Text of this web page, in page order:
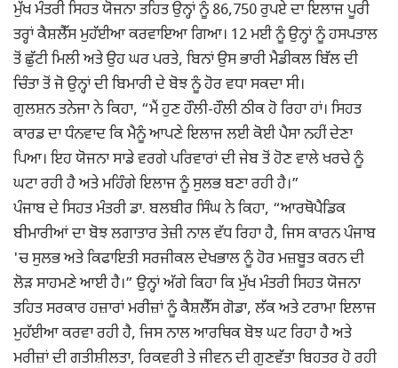
ਮੁੱਖ ਮੰਤਰੀ ਸਿਹਤ ਯੋਜਨਾ ਤਹਿਤ ਉਨ੍ਹਾਂ ਨੂੰ 86,750 ਰੁਪਏ ਦਾ ਇਲਾਜ ਪੂਰੀ
ਤਰ੍ਹਾਂ ਕੈਸ਼ਲੈੱਸ ਮੁਹੱਈਆ ਕਰਵਾਇਆ ਗਿਆ। 12 ਮਈ ਨੂੰ ਉਨ੍ਹਾਂ ਨੂੰ ਹਸਪਤਾਲ
ਤੋਂ ਛੁੱਟੀ ਮਿਲੀ ਅਤੇ ਉਹ ਘਰ ਪਰਤੇ, ਬਿਨਾਂ ਉਸ ਭਾਰੀ ਮੈਡੀਕਲ ਬਿੱਲ ਦੀ
ਚਿੰਤਾ ਤੋਂ ਜੋ ਉਨ੍ਹਾਂ ਦੀ ਬਿਮਾਰੀ ਦੇ ਬੋਝ ਨੂੰ ਹੋਰ ਵਧਾ ਸਕਦਾ ਸੀ।
ਗੁਲਸ਼ਨ ਤਨੇਜਾ ਨੇ ਕਿਹਾ, “ਮੈਂ ਹੁਣ ਹੌਲੀ-ਹੌਲੀ ਠੀਕ ਹੋ ਰਿਹਾ ਹਾਂ। ਸਿਹਤ
ਕਾਰਡ ਦਾ ਧੰਨਵਾਦ ਕਿ ਮੈਨੂੰ ਆਪਣੇ ਇਲਾਜ ਲਈ ਕੋਈ ਪੈਸਾ ਨਹੀਂ ਦੇਣਾ
ਪਿਆ। ਇਹ ਯੋਜਨਾ ਸਾਡੇ ਵਰਗੇ ਪਰਿਵਾਰਾਂ ਦੀ ਜੇਬ ਤੋਂ ਹੋਣ ਵਾਲੇ ਖਰਚੇ ਨੂੰ
ਘਟਾ ਰਹੀ ਹੈ ਅਤੇ ਮਹਿੰਗੇ ਇਲਾਜ ਨੂੰ ਸੁਲਭ ਬਣਾ ਰਹੀ ਹੈ।”
ਪੰਜਾਬ ਦੇ ਸਿਹਤ ਮੰਤਰੀ ਡਾ. ਬਲਬੀਰ ਸਿੰਘ ਨੇ ਕਿਹਾ, “ਆਰਥੋਪੈਡਿਕ
ਬੀਮਾਰੀਆਂ ਦਾ ਬੋਝ ਲਗਾਤਾਰ ਤੇਜ਼ੀ ਨਾਲ ਵੱਧ ਰਿਹਾ ਹੈ, ਜਿਸ ਕਾਰਨ ਪੰਜਾਬ
'ਚ ਸੁਲਭ ਅਤੇ ਕਿਫਾਇਤੀ ਸਰਜੀਕਲ ਦੇਖਭਾਲ ਨੂੰ ਹੋਰ ਮਜ਼ਬੂਤ ਕਰਨ ਦੀ
ਲੋੜ ਸਾਹਮਣੇ ਆਈ ਹੈ।” ਉਨ੍ਹਾਂ ਅੱਗੇ ਕਿਹਾ ਕਿ ਮੁੱਖ ਮੰਤਰੀ ਸਿਹਤ ਯੋਜਨਾ
ਤਹਿਤ ਸਰਕਾਰ ਹਜ਼ਾਰਾਂ ਮਰੀਜ਼ਾਂ ਨੂੰ ਕੈਸ਼ਲੈੱਸ ਗੋਡਾ, ਲੱਕ ਅਤੇ ਟਰਾਮਾ ਇਲਾਜ
ਮੁਹੱਈਆ ਕਰਵਾ ਰਹੀ ਹੈ, ਜਿਸ ਨਾਲ ਆਰਥਿਕ ਬੋਝ ਘਟ ਰਿਹਾ ਹੈ ਅਤੇ
ਮਰੀਜ਼ਾਂ ਦੀ ਗਤੀਸ਼ੀਲਤਾ, ਰਿਕਵਰੀ ਤੇ ਜੀਵਨ ਦੀ ਗੁਣਵੱਤਾ ਬਿਹਤਰ ਹੋ ਰਹੀ